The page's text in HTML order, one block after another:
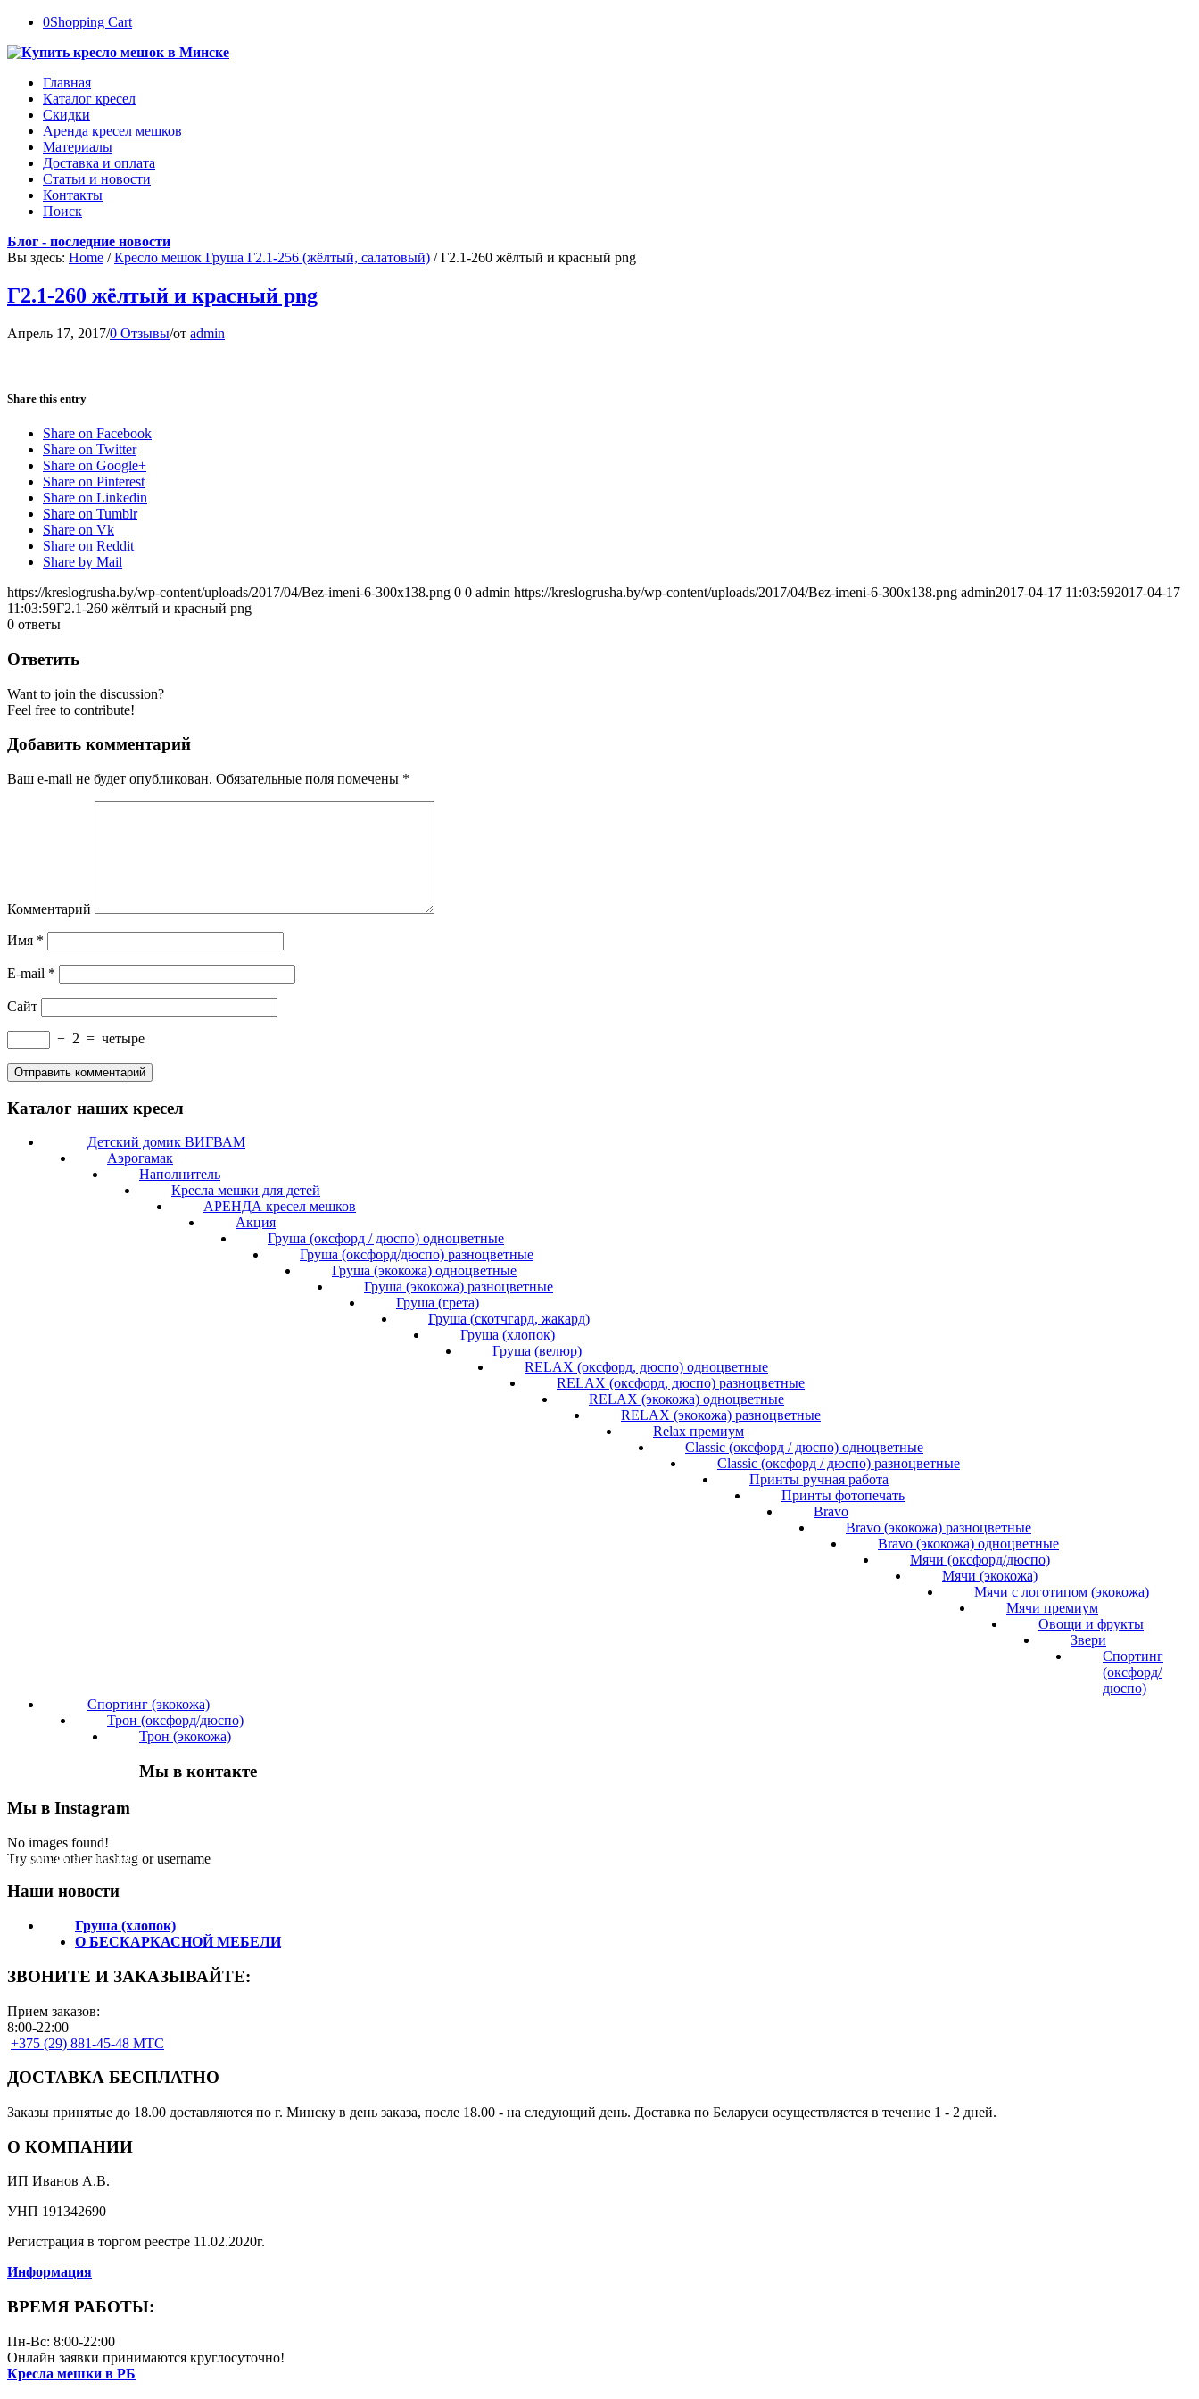
0Shopping Cart
Главная
Каталог кресел
Скидки
Аренда кресел мешков
Материалы
Доставка и оплата
Статьи и новости
Контакты
Поиск
Блог - последние новости
Вы здесь: Home / Кресло мешок Груша Г2.1-256 (жёлтый, салатовый) / Г2.1-260 жёлтый и красный png
Г2.1-260 жёлтый и красный png
Апрель 17, 2017/0 Отзывы/от admin
Share this entry
Share on Facebook
Share on Twitter
Share on Google+
Share on Pinterest
Share on Linkedin
Share on Tumblr
Share on Vk
Share on Reddit
Share by Mail
https://kreslogrusha.by/wp-content/uploads/2017/04/Bez-imeni-6-300x138.png 0 0 admin https://kreslogrusha.by/wp-content/uploads/2017/04/Bez-imeni-6-300x138.png admin2017-04-17 11:03:592017-04-17
11:03:59Г2.1-260 жёлтый и красный png
0 ответы
Ответить
Want to join the discussion?
Feel free to contribute!
Добавить комментарий
Ваш e-mail не будет опубликован. Обязательные поля помечены *
Комментарий
Имя *
E-mail *
Сайт
− 2 = четыре
Каталог наших кресел
Детский домик ВИГВАМ
Аэрогамак
Наполнитель
Кресла мешки для детей
АРЕНДА кресел мешков
Акция
Груша (оксфорд / дюспо) одноцветные
Груша (оксфорд/дюспо) разноцветные
Груша (экокожа) одноцветные
Груша (экокожа) разноцветные
Груша (грета)
Груша (скотчгард, жакард)
Груша (хлопок)
Груша (велюр)
RELAX (оксфорд, дюспо) одноцветные
RELAX (оксфорд, дюспо) разноцветные
RELAX (экокожа) одноцветные
RELAX (экокожа) разноцветные
Relax премиум
Classic (оксфорд / дюспо) одноцветные
Classic (оксфорд / дюспо) разноцветные
Принты ручная работа
Принты фотопечать
Bravo
Bravo (экокожа) разноцветные
Bravo (экокожа) одноцветные
Мячи (оксфорд/дюспо)
Мячи (экокожа)
Мячи с логотипом (экокожа)
Мячи премиум
Овощи и фрукты
Звери
Спортинг
(оксфорд/
дюспо)
Спортинг (экокожа)
Трон (оксфорд/дюспо)
Трон (экокожа)
Мы в контакте
Мы в Instagram
No images found!
Try some other hashtag or username
Подпишитесь на нас!
Наши новости
Груша (хлопок)
О БЕСКАРКАСНОЙ МЕБЕЛИ
ЗВОНИТЕ И ЗАКАЗЫВАЙТЕ:
Прием заказов:
8:00-22:00
+375 (29) 881-45-48 МТС
ДОСТАВКА БЕСПЛАТНО
Заказы принятые до 18.00 доставляются по г. Минску в день заказа, после 18.00 - на следующий день. Доставка по Беларуси осуществляется в течение 1 - 2 дней.
О КОМПАНИИ
ИП Иванов А.В.
УНП 191342690
Регистрация в торгом реестре 11.02.2020г.
Информация
ВРЕМЯ РАБОТЫ:
Пн-Вс: 8:00-22:00
Онлайн заявки принимаются круглосуточно!
Кресла мешки в РБ